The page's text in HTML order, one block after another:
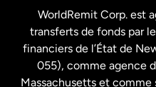
Royaume-Uni
Suède
WorldRemit Corp. est
transferts de fonds par
financiers de l’État de
055), comme agence
Massachusetts et comme